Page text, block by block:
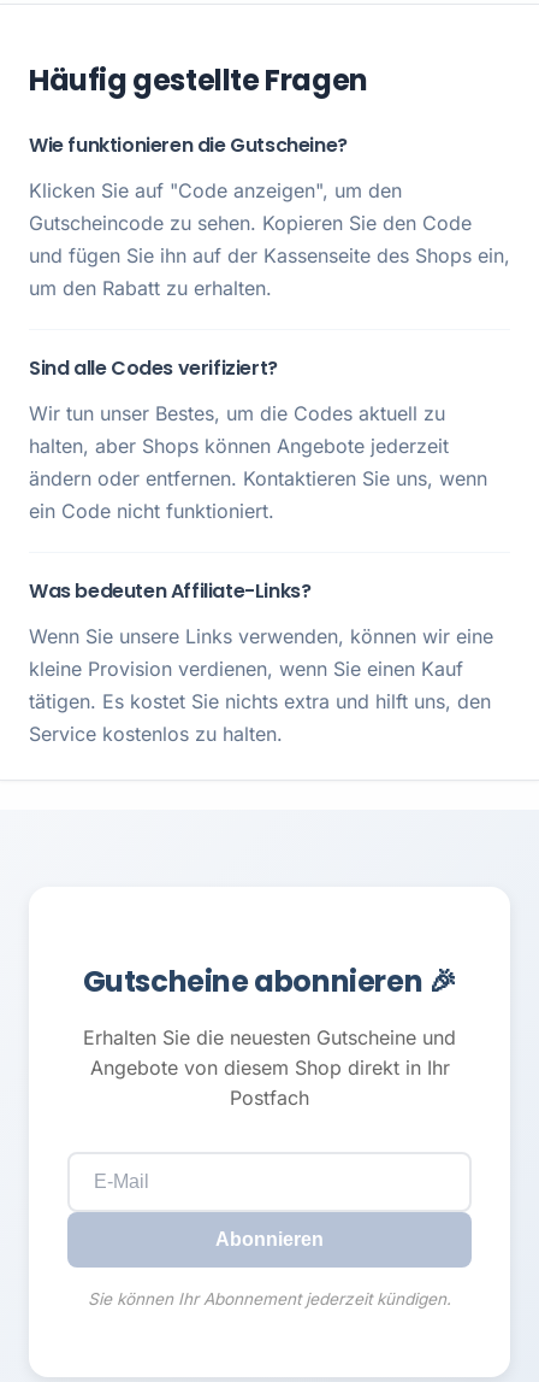
Häufig gestellte Fragen
Wie funktionieren die Gutscheine?
Klicken Sie auf "Code anzeigen", um den
Gutscheincode zu sehen. Kopieren Sie den Code
und fügen Sie ihn auf der Kassenseite des Shops ein,
um den Rabatt zu erhalten.
Sind alle Codes verifiziert?
Wir tun unser Bestes, um die Codes aktuell zu
halten, aber Shops können Angebote jederzeit
ändern oder entfernen. Kontaktieren Sie uns, wenn
ein Code nicht funktioniert.
Was bedeuten Affiliate-Links?
Wenn Sie unsere Links verwenden, können wir eine
kleine Provision verdienen, wenn Sie einen Kauf
tätigen. Es kostet Sie nichts extra und hilft uns, den
Service kostenlos zu halten.
Gutscheine abonnieren 🎉
Erhalten Sie die neuesten Gutscheine und
Angebote von diesem Shop direkt in Ihr
Postfach
Abonnieren
Sie können Ihr Abonnement jederzeit kündigen.